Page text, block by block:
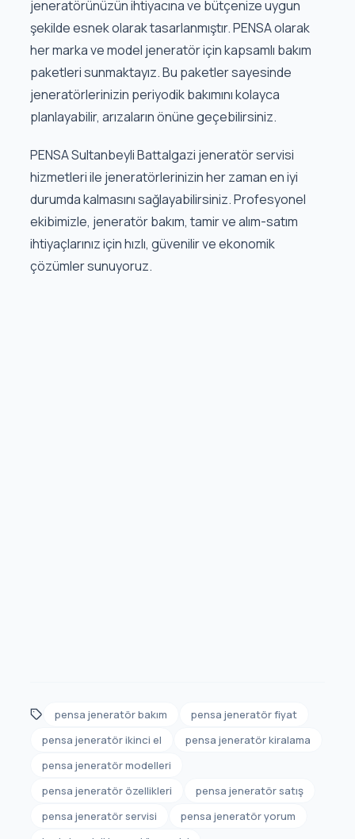
jeneratörünüzün ihtiyacına ve bütçenize uygun
şekilde esnek olarak tasarlanmıştır. PENSA olarak
her marka ve model jeneratör için kapsamlı bakım
paketleri sunmaktayız. Bu paketler sayesinde
jeneratörlerinizin periyodik bakımını kolayca
planlayabilir, arızaların önüne geçebilirsiniz.
PENSA Sultanbeyli Battalgazi jeneratör servisi
hizmetleri ile jeneratörlerinizin her zaman en iyi
durumda kalmasını sağlayabilirsiniz. Profesyonel
ekibimizle, jeneratör bakım, tamir ve alım-satım
ihtiyaçlarınız için hızlı, güvenilir ve ekonomik
çözümler sunuyoruz.
pensa jeneratör bakım
pensa jeneratör fiyat
pensa jeneratör ikinci el
pensa jeneratör kiralama
pensa jeneratör modelleri
pensa jeneratör özellikleri
pensa jeneratör satış
pensa jeneratör servisi
pensa jeneratör yorum